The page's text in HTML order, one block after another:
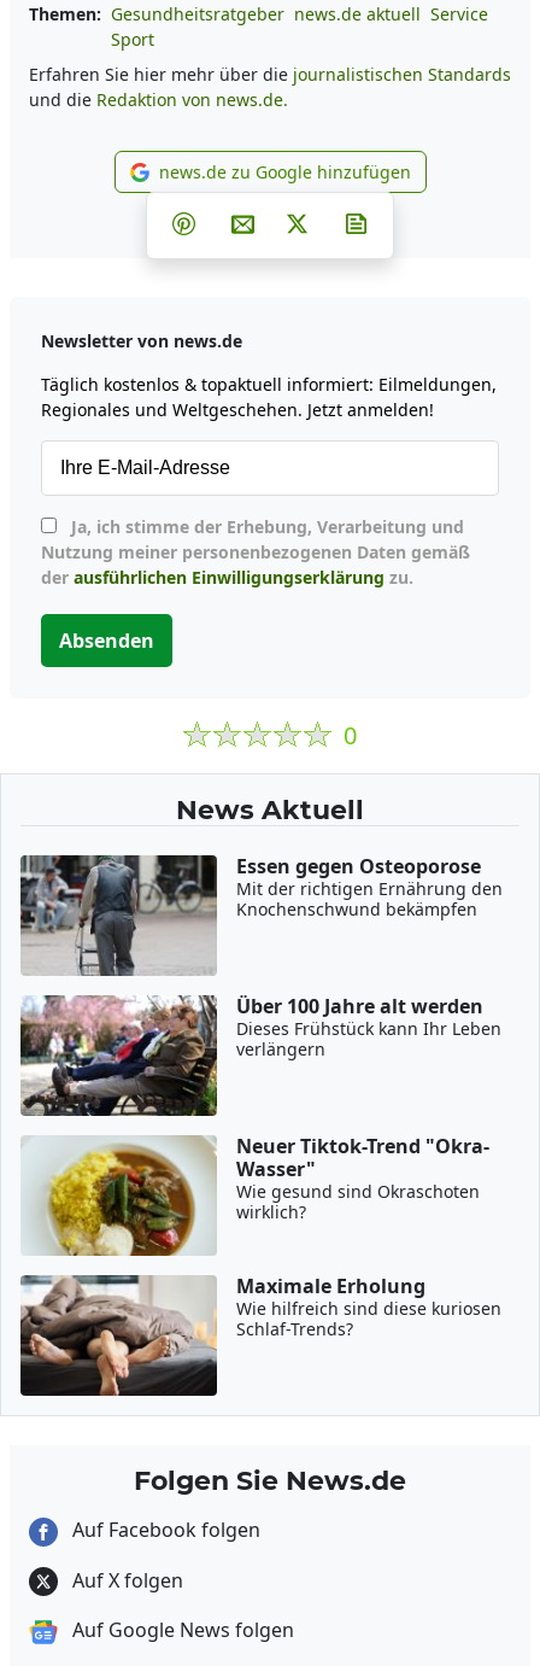
Themen: Gesundheitsratgeber news.de aktuell Service
Sport
Erfahren Sie hier mehr über die journalistischen Standards
und die Redaktion von news.de.
news.de zu Google
news.de zu Google hinzufügen
Teilen auf Facebook
Teilen auf Whatsapp
Teilen auf Telegram
Teilen auf Pinterest
Per E-Mail teilen
Post auf X
Newsletter von news.de
Täglich kostenlos & topaktuell informiert: Eilmeldungen,
Regionales und Weltgeschehen. Jetzt anmelden!
Nutzung meiner personenbezogenen Daten gemäß
der ausführlichen Einwilligungserklärung zu.
Absenden
0
News Aktuell
Essen gegen Osteoporose
Mit der richtigen Ernährung den
Knochenschwund bekämpfen
Über 100 Jahre alt werden
Dieses Frühstück kann Ihr Leben
verlängern
Neuer Tiktok-Trend "Okra-
Wasser"
Wie gesund sind Okraschoten
wirklich?
Maximale Erholung
Wie hilfreich sind diese kuriosen
Schlaf-Trends?
Folgen Sie News.de
Auf Facebook folgen
Auf X folgen
Auf Google News folgen